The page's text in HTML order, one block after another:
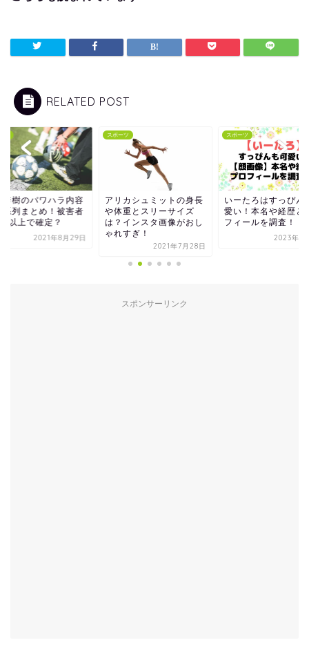
RELATED POST
秀樹のパワハラ内容
系列まとめ！被害者
以上で確定？
2021年8月29日
スポーツ
アリカシュミットの身長
や体重とスリーサイズ
は？インスタ画像がおし
ゃれすぎ！
2021年7月28日
スポーツ
いーたろはすっぴん
愛い！本名や経歴と
フィールを調査！
2023年1
スポンサーリンク